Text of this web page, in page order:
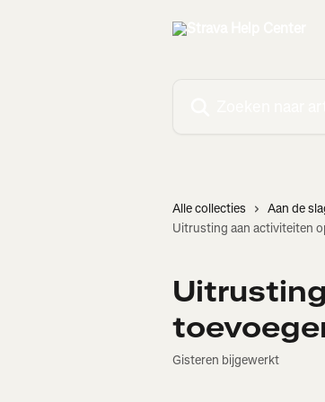
Alle collecties Aan de
Uitrusting aan activiteiten
Gisteren bijgewerkt